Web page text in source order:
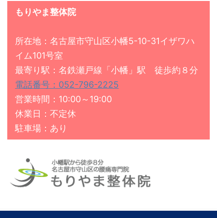
もりやま整体院
所在地：名古屋市守山区小幡5-10-31イザワハ
イム101号室
最寄り駅：名鉄瀬戸線「小幡」駅 徒歩約８分
電話番号：052-796-2225
営業時間：10:00～19:00
休業日：不定休
駐車場：あり